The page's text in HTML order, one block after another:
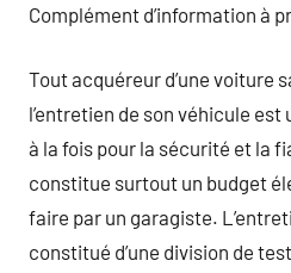
Complément d’information à
Tout acquéreur d’une voiture
l’entretien de son véhicule
à la fois pour la sécurité et la
constitue surtout un budget
faire par un garagiste.
constitué d’une division de